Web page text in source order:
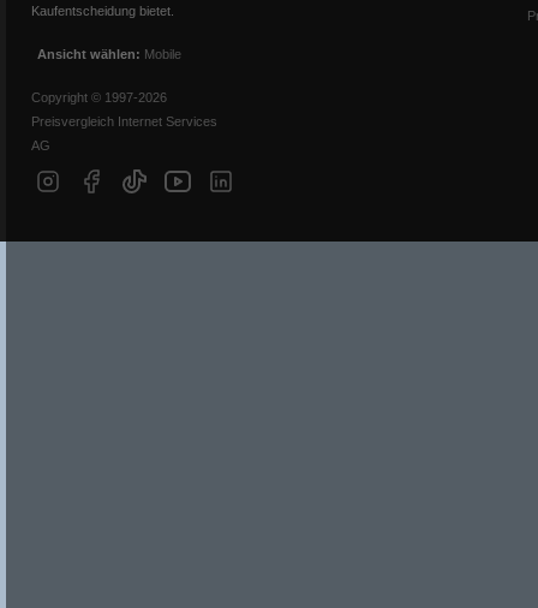
Kaufentscheidung bietet.
Ansicht wählen: Mobile
Copyright © 1997-2026
Preisvergleich Internet Services
AG